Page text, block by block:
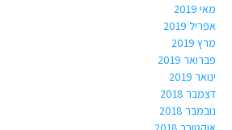
מאי 2019
אפריל 2019
מרץ 2019
פברואר 2019
ינואר 2019
דצמבר 2018
נובמבר 2018